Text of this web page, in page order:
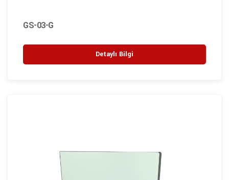
GS-03-G
Detaylı Bilgi